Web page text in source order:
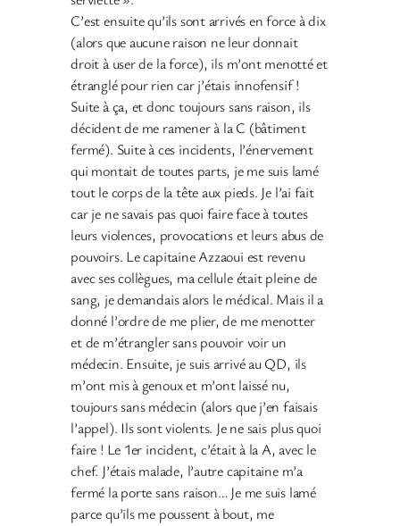
C’est ensuite qu’ils sont arrivés en force à dix
(alors que aucune raison ne leur donnait
droit à user de la force), ils m’ont menotté et
étranglé pour rien car j’étais innofensif !
Suite à ça, et donc toujours sans raison, ils
décident de me ramener à la C (bâtiment
fermé). Suite à ces incidents, l’énervement
qui montait de toutes parts, je me suis lamé
tout le corps de la tête aux pieds. Je l’ai fait
car je ne savais pas quoi faire face à toutes
leurs violences, provocations et leurs abus de
pouvoirs. Le capitaine Azzaoui est revenu
avec ses collègues, ma cellule était pleine de
sang, je demandais alors le médical. Mais il a
donné l’ordre de me plier, de me menotter
et de m’étrangler sans pouvoir voir un
médecin. Ensuite, je suis arrivé au QD, ils
m’ont mis à genoux et m’ont laissé nu,
toujours sans médecin (alors que j’en faisais
l’appel). Ils sont violents. Je ne sais plus quoi
faire ! Le 1er incident, c’était à la A, avec le
chef. J’étais malade, l’autre capitaine m’a
fermé la porte sans raison… Je me suis lamé
parce qu’ils me poussent à bout, me